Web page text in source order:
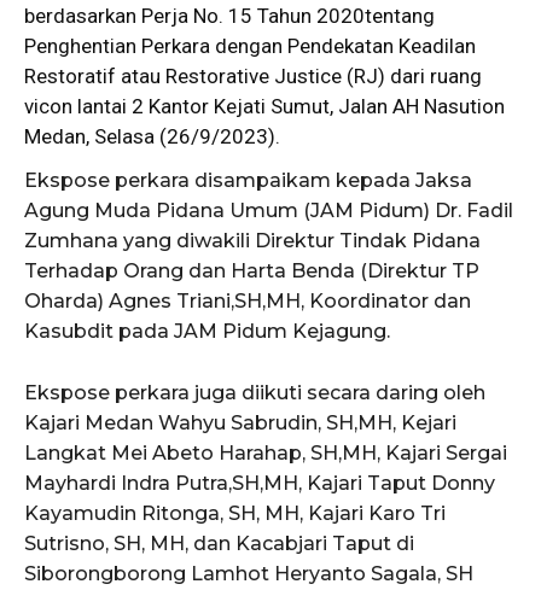
berdasarkan Perja No. 15 Tahun 2020tentang
Penghentian Perkara dengan Pendekatan Keadilan
Restoratif atau Restorative Justice (RJ) dari ruang
vicon lantai 2 Kantor Kejati Sumut, Jalan AH Nasution
Medan, Selasa (26/9/2023).
Ekspose perkara disampaikam kepada Jaksa
Agung Muda Pidana Umum (JAM Pidum) Dr. Fadil
Zumhana yang diwakili Direktur Tindak Pidana
Terhadap Orang dan Harta Benda (Direktur TP
Oharda) Agnes Triani,SH,MH, Koordinator dan
Kasubdit pada JAM Pidum Kejagung.
Ekspose perkara juga diikuti secara daring oleh
Kajari Medan Wahyu Sabrudin, SH,MH, Kejari
Langkat Mei Abeto Harahap, SH,MH, Kajari Sergai
Mayhardi Indra Putra,SH,MH, Kajari Taput Donny
Kayamudin Ritonga, SH, MH, Kajari Karo Tri
Sutrisno, SH, MH, dan Kacabjari Taput di
Siborongborong Lamhot Heryanto Sagala, SH